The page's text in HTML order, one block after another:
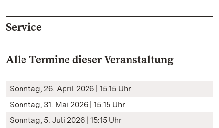
Service
Alle Termine dieser Veranstaltung
Sonntag, 26. April 2026 | 15:15 Uhr
Sonntag, 31. Mai 2026 | 15:15 Uhr
Sonntag, 5. Juli 2026 | 15:15 Uhr